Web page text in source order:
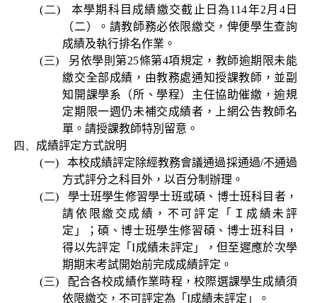
(二)
本學期 科目成績繳交截止日為114年2月 4日
（二）。 請教師務必依限繳交，俾便學生查詢
成績及執行排名作業。
(三)
另依學則第25條第4項規定，教師逾期限未能
繳交全部成績，由教務處通知授課教師，並副
知開課學系（所、學程）主任協助催繳，逾規
定期限一週仍未補交成績者，上網公告教師名
單。請授課教師特別留意。
四、 成績評定方式說明
(一)
本校成績評定除經教務會議通過採通過/不通過
方式評分之科目外，以百分制辦理。
(二)
學士班學生修習學士班或碩、博士班科目者，
請依限繳交成績，不可評定「Ｉ成績未評
定」；碩、博士班學生修習碩、博士班科目，
得以先評定「I成績未評定」，但至遲應於次學
期期末考試開始前完成成績評定。
(三)
配合各校成績作業時程，校際選課學生成績須
依限繳交，不可評定為「I成績未評定」。